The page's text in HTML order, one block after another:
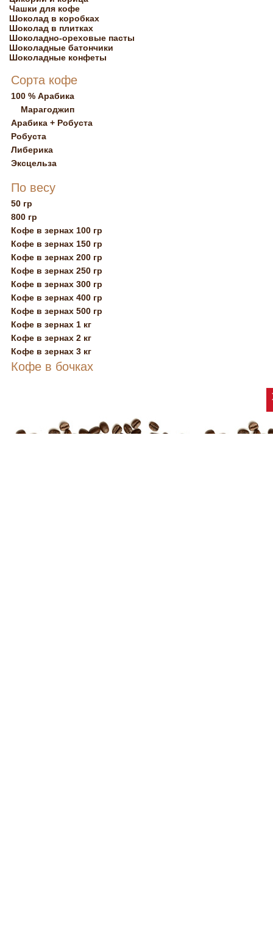
Чашки для кофе
Шоколад в коробках
Шоколад в плитках
Шоколадно-ореховые пасты
Шоколадные батончики
Шоколадные конфеты
Сорта кофе
100 % Арабика
Марагоджип
Арабика + Робуста
Робуста
Либерика
Эксцельза
По весу
50 гр
800 гр
Кофе в зернах 100 гр
Кофе в зернах 150 гр
Кофе в зернах 200 гр
Кофе в зернах 250 гр
Кофе в зернах 300 гр
Кофе в зернах 400 гр
Кофе в зернах 500 гр
Кофе в зернах 1 кг
Кофе в зернах 2 кг
Кофе в зернах 3 кг
Кофе в бочках